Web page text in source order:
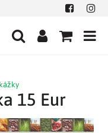
Facebook
15 Eur